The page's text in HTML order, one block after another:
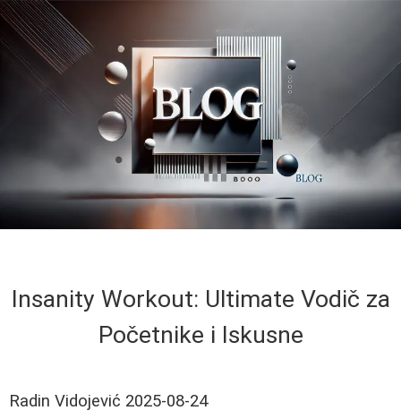
Insanity Workout: Ultimate Vodič za
Početnike i Iskusne
Radin Vidojević 2025-08-24